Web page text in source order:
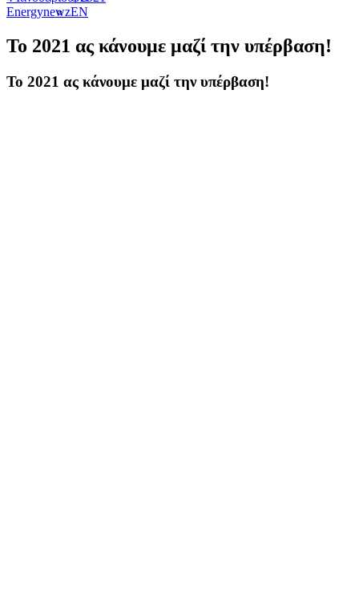
EN
Energynewz
Το 2021 ας κάνουμε μαζί την υπέρβαση!
Το 2021 ας κάνουμε μαζί την υπέρβαση!